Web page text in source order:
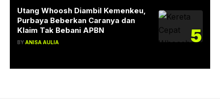
Utang Whoosh Diambil Kemenkeu,
Purbaya Beberkan Caranya dan
Klaim Tak Bebani APBN
BYANISA AULIA 5